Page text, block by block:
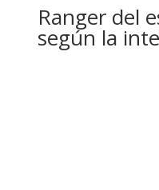
Ranger del
según la